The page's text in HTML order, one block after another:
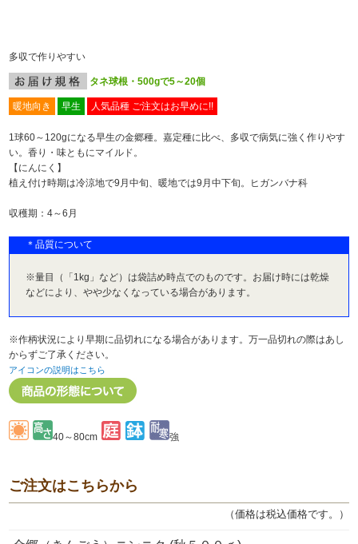
多収で作りやすい
タネ球根・500gで5～20個
暖地向き 早生 人気品種 ご注文はお早めに!!
1球60～120gになる早生の金郷種。嘉定種に比べ、多収で病気に強く作りやす
い。香り・味ともにマイルド。
【にんにく】
植え付け時期は冷涼地で9月中旬、暖地では9月中下旬。ヒガンバナ科
収穫期：4～6月
＊品質について
※量目（「1kg」など）は袋詰め時点でのものです。お届け時には乾燥
などにより、やや少なくなっている場合があります。
※作柄状況により早期に品切れになる場合があります。万一品切れの際はあし
からずご了承ください。
アイコンの説明はこちら
40～80cm 強
ご注文はこちらから
（価格は税込価格です。）